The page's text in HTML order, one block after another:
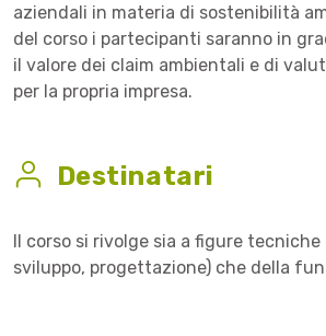
aziendali in materia di sostenibilità
del corso i partecipanti saranno in
il valore dei claim ambientali e di
per la propria impresa.
Destinatari
Il corso si rivolge sia a figure tecniche
sviluppo, progettazione) che della